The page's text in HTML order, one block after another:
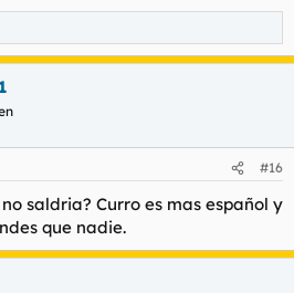
#16
saldria? Curro es mas español y
que nadie.